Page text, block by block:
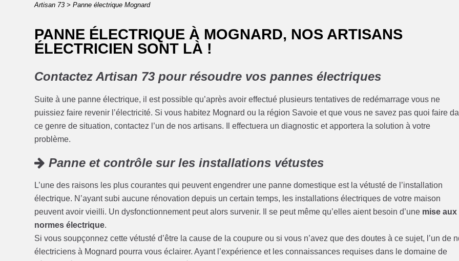
Artisan 73> Panne électrique Mognard
PANNE ÉLECTRIQUE À MOGNARD, NOS ARTISANS
ÉLECTRICIEN SONT LÀ !
Contactez Artisan 73 pour résoudre vos pannes électriques
Suite à une panne électrique, il est possible qu’après avoir effectué plusieurs tentatives de redémarrage vous ne
puissiez faire revenir l’électricité. Si vous habitez Mognard ou la région Savoie et que vous ne savez pas quoi faire
ce genre de situation, contactez l’un de nos artisans. Il effectuera un diagnostic et apportera la solution à votre
problème.
Panne et contrôle sur les installations vétustes
L’une des raisons les plus courantes qui peuvent engendrer une panne domestique est la vétusté de l’installation
électrique. N’ayant subi aucune rénovation depuis un certain temps, les installations électriques de votre maison
peuvent avoir vieilli. Un dysfonctionnement peut alors survenir. Il se peut même qu’elles aient besoin d’une mise aux
normes électrique.
Si vous soupçonnez cette vétusté d’être la cause de la coupure ou si vous n’avez que des doutes à ce sujet, l’un de
électriciens à Mognard pourra vous éclairer. Ayant l’expérience et les connaissances requises dans le domaine de